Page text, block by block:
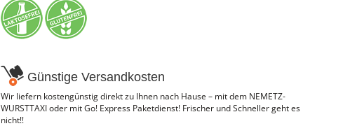
Günstige Versandkosten
Wir liefern kostengünstig direkt zu Ihnen nach Hause – mit dem NEMETZ-
WURSTTAXI oder mit Go! Express Paketdienst! Frischer und Schneller geht es
nicht!!